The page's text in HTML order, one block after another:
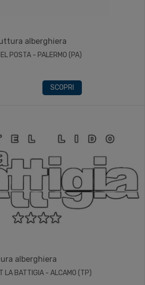
alberghiera
POSTA - PALERMO (PA)
SCOPRI
alberghiera
LA BATTIGIA - ALCAMO (TP)